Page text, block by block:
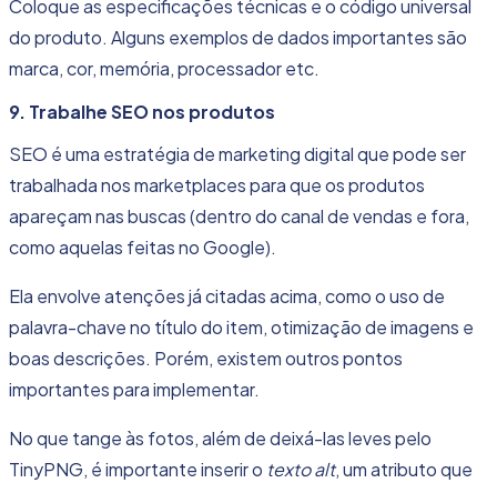
Coloque as especificações técnicas e o código universal
do produto. Alguns exemplos de dados importantes são
marca, cor, memória, processador etc.
9. Trabalhe SEO nos produtos
SEO é uma estratégia de marketing digital que pode ser
trabalhada nos marketplaces para que os produtos
apareçam nas buscas (dentro do canal de vendas e fora,
como aquelas feitas no Google).
Ela envolve atenções já citadas acima, como o uso de
palavra-chave no título do item, otimização de imagens e
boas descrições. Porém, existem outros pontos
importantes para implementar.
No que tange às fotos, além de deixá-las leves pelo
TinyPNG, é importante inserir o texto alt, um atributo que